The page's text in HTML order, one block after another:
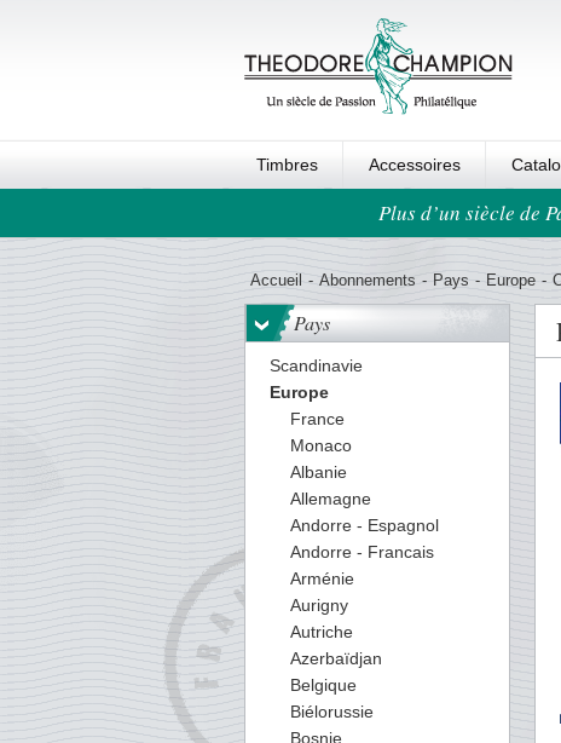
Timbres Accessoires
Ordre au panierPlus d’un siècle de
Accueil - Abonnements - Pays - Europe -
Pays
Scandinavie
Europe
France
Monaco
Albanie
Allemagne
Andorre - Espagnol
Andorre - Francais
Arménie
Aurigny
Autriche
Azerbaïdjan
Belgique
Biélorussie
Bosnie